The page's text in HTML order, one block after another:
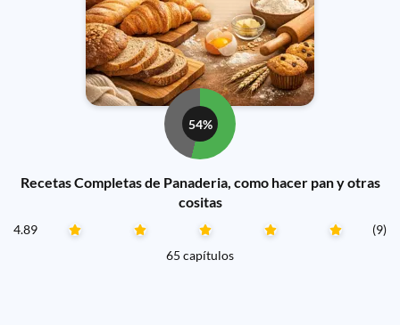
54%
Recetas Completas de Panaderia, como hacer pan y otras
cositas
4.89
(9)
65 capítulos